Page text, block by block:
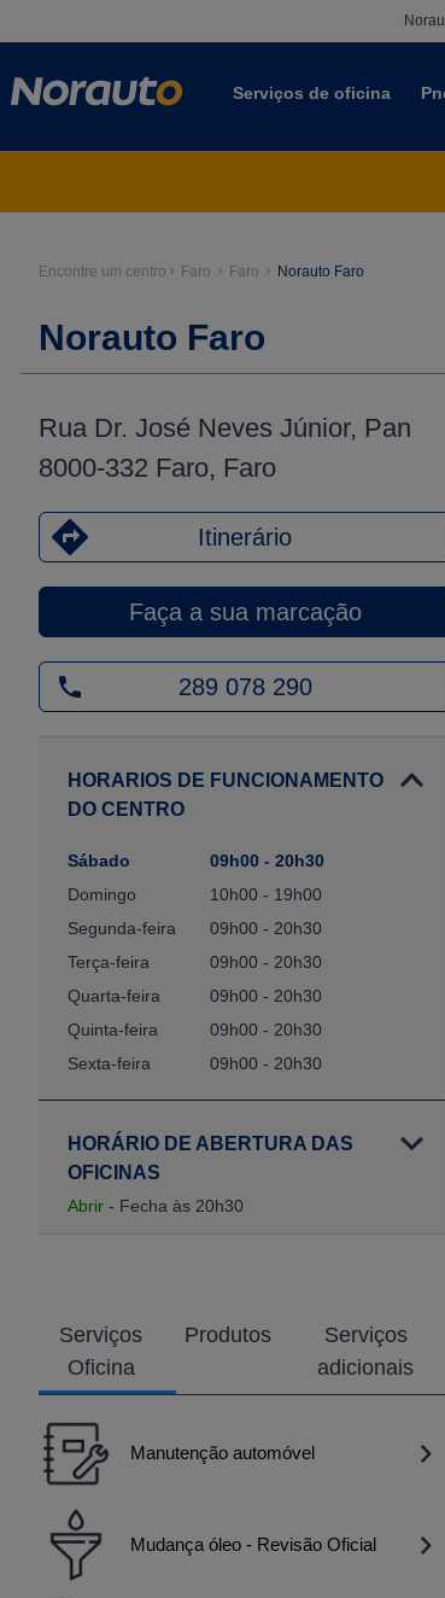
Serviços de oficina
Encontre um centro Faro Faro Norauto Faro
Norauto Faro
Rua Dr. José Neves Júnior, Pan
8000-332 Faro, Faro
Itinerário
Faça a sua marcação
289 078 290
HORARIOS DE FUNCIONAMENTO
DO CENTRO
Sábado
09h00 - 20h30
Domingo
10h00 - 19h00
Segunda-feira
09h00 - 20h30
Terça-feira
09h00 - 20h30
Quarta-feira
09h00 - 20h30
Quinta-feira
09h00 - 20h30
Sexta-feira
09h00 - 20h30
HORÁRIO DE ABERTURA DAS
OFICINAS
Abrir - Fecha às 20h30
Serviços
Oficina
Produtos
Serviços
adicionais
Manutenção automóvel
Mudança óleo - Revisão Oficial